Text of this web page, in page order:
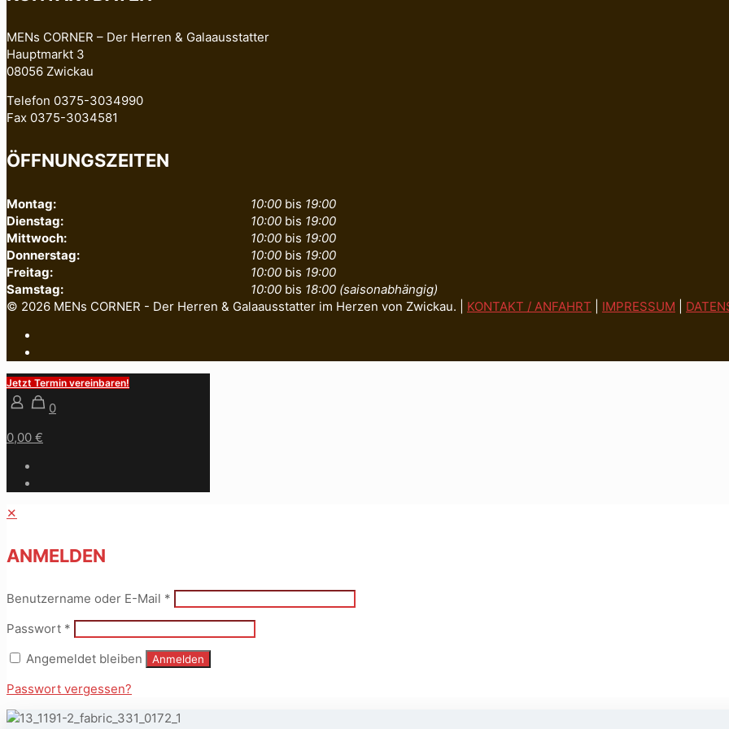
MENs CORNER – Der Herren & Galaausstatter
Hauptmarkt 3
08056 Zwickau
Telefon 0375-3034990
Fax 0375-3034581
ÖFFNUNGSZEITEN
Montag:
Dienstag:
Mittwoch:
Donnerstag:
Freitag:
Samstag:
10:00 bis 19:00
10:00 bis 19:00
10:00 bis 19:00
10:00 bis 19:00
10:00 bis 19:00
10:00 bis 18:00 (saisonabhängig)
© 2026 MENs CORNER - Der Herren & Galaausstatter im Herzen von Zwickau. | KONTAKT / ANFAHRT IMPRESSUM
Jetzt Termin vereinbaren!
0
0,00 €
✕
ANMELDEN
Benutzername oder E-Mail *
Passwort *
Angemeldet bleiben
Anmelden
Passwort vergessen?